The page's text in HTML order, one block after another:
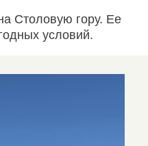
Столовую гору. Ее
условий.